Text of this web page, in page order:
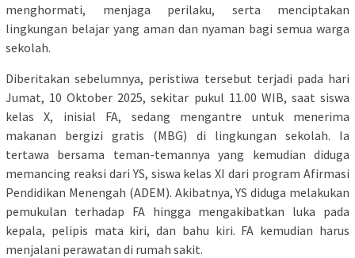
menghormati, menjaga perilaku, serta menciptakan
lingkungan belajar yang aman dan nyaman bagi semua warga
sekolah.
Diberitakan sebelumnya, peristiwa tersebut terjadi pada hari
Jumat, 10 Oktober 2025, sekitar pukul 11.00 WIB, saat siswa
kelas X, inisial FA, sedang mengantre untuk menerima
makanan bergizi gratis (MBG) di lingkungan sekolah. Ia
tertawa bersama teman-temannya yang kemudian diduga
memancing reaksi dari YS, siswa kelas XI dari program Afirmasi
Pendidikan Menengah (ADEM). Akibatnya, YS diduga melakukan
pemukulan terhadap FA hingga mengakibatkan luka pada
kepala, pelipis mata kiri, dan bahu kiri. FA kemudian harus
menjalani perawatan di rumah sakit.